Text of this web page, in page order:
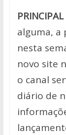
alguma, a
nesta
novo site
o canal
diário de